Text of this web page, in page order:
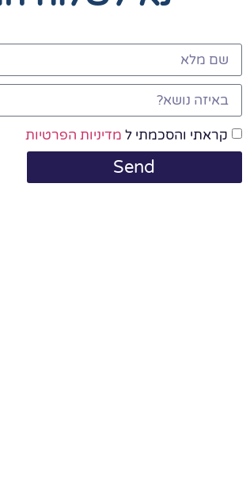
קראתי והסכמתי ל מדיניות הפרטיות
Send